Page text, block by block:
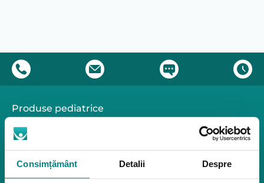
Consimțământ Detalii Despre
Produse pediatrice
Mobilitate
Reabilitare
Pozitionare
Igiena
Mostre